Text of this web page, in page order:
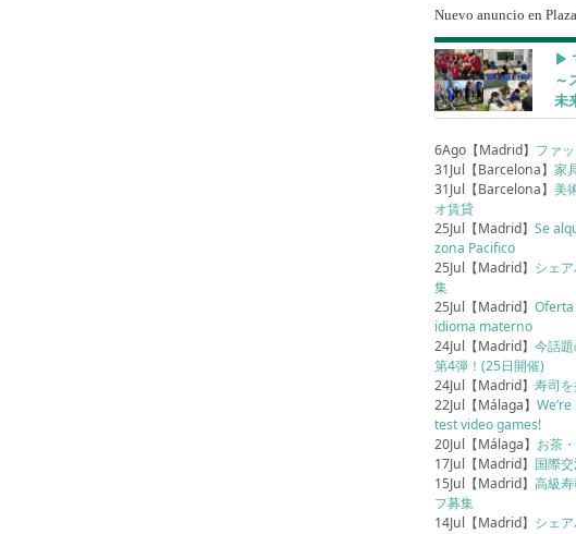
Nuevo anuncio en
▶︎
～
未
6Ago【Madrid】 ファ
31Jul【Barcelona】家
31Jul【Barcelona】美
オ賃貸
25Jul【Madrid】Se
zona Pacifico
25Jul【Madrid】 シェ
集
25Jul【Madrid】
idioma materno
24Jul【Madrid】今話
第4弾！(25日開催)
24Jul【Madrid】寿司
22Jul【Málaga】
test video games!
20Jul【Málaga】 お茶
17Jul【Madrid】 国際
15Jul【Madrid】高級
フ募集
14Jul【Madrid】 シェ